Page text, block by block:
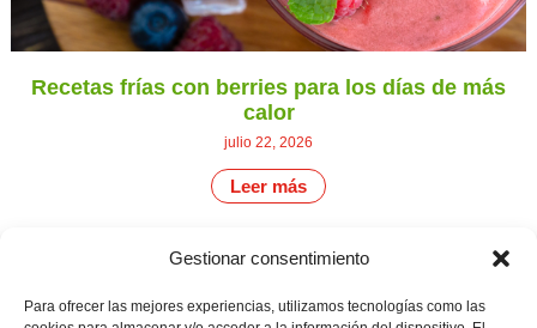
Gestionar consentimiento
Para ofrecer las mejores experiencias, utilizamos tecnologías como las
Recetas frías con berries para los días de más
calor
julio 22, 2026
Leer más
Productores
Camino de
Aviso legal